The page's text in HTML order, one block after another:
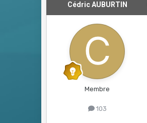
Cédric AUBURTIN
Membre
103